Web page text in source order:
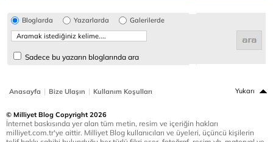
Bloglarda Yazarlarda Galerilerde
Sadece bu yazarın bloglarında ara
Anasayfa | Bize Ulaşın | Kullanım Koşulları Yukarı
© Milliyet Blog Copyright 2026
İnternet baskısında yer alan tüm metin, resim ve içeriğin hakları
milliyet.com.tr'ye aittir. Milliyet Blog kullanıcıları ve üyeleri, üçüncü kişilerin